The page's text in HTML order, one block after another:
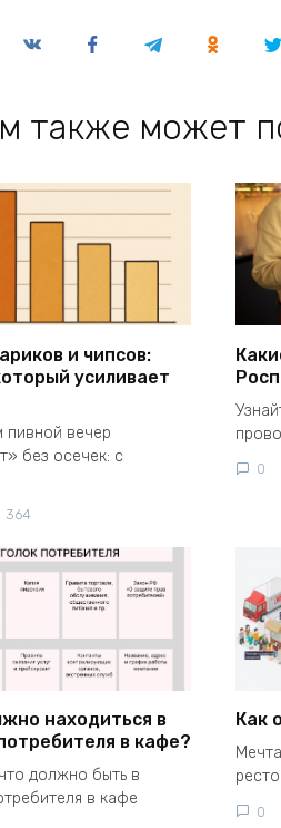
также может
и чипсов:
усиливает
пивной вечер
без осечек: с
364
0
находиться в
в кафе?
должно быть в
в кафе
Как
0